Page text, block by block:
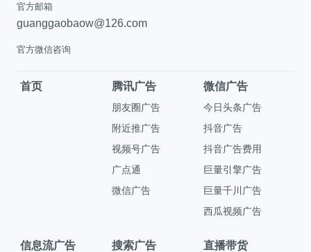
官方邮箱
guanggaobaow@126.com
官方微信咨询
首页 腾讯广告
朋友圈广告
附近推广告
视频号广告
广点通
微信广告
微信广告
今日头条广告
抖音广告
抖音广告费用
巨量引擎广告
巨量千川广告
西瓜视频广告
信息流广告 搜索广告 直播带货